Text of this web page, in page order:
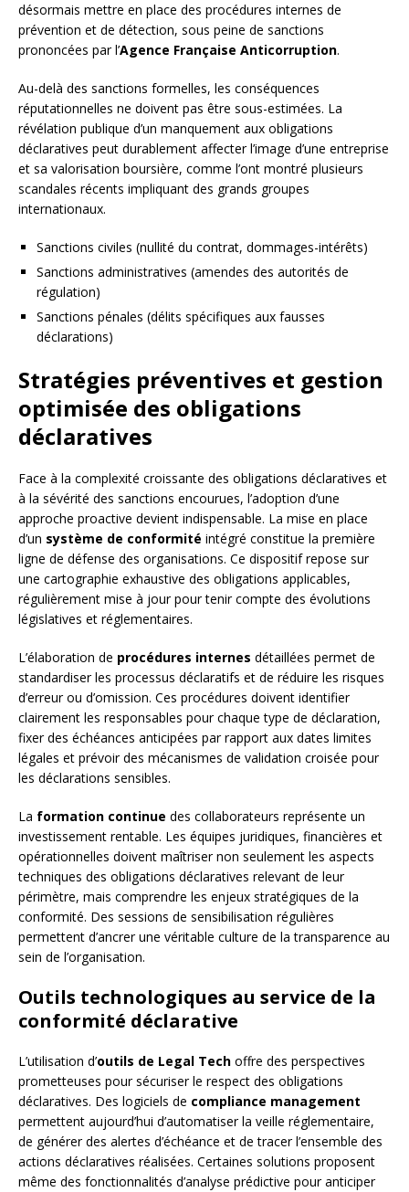
désormais mettre en place des procédures internes de
prévention et de détection, sous peine de sanctions
prononcées par l’Agence Française Anticorruption.
Au-delà des sanctions formelles, les conséquences
réputationnelles ne doivent pas être sous-estimées. La
révélation publique d’un manquement aux obligations
déclaratives peut durablement affecter l’image d’une entreprise
et sa valorisation boursière, comme l’ont montré plusieurs
scandales récents impliquant des grands groupes
internationaux.
Sanctions civiles (nullité du contrat, dommages-intérêts)
Sanctions administratives (amendes des autorités de
régulation)
Sanctions pénales (délits spécifiques aux fausses
déclarations)
Stratégies préventives et gestion
optimisée des obligations
déclaratives
Face à la complexité croissante des obligations déclaratives et
à la sévérité des sanctions encourues, l’adoption d’une
approche proactive devient indispensable. La mise en place
d’un système de conformité intégré constitue la première
ligne de défense des organisations. Ce dispositif repose sur
une cartographie exhaustive des obligations applicables,
régulièrement mise à jour pour tenir compte des évolutions
législatives et réglementaires.
L’élaboration de procédures internes détaillées permet de
standardiser les processus déclaratifs et de réduire les risques
d’erreur ou d’omission. Ces procédures doivent identifier
clairement les responsables pour chaque type de déclaration,
fixer des échéances anticipées par rapport aux dates limites
légales et prévoir des mécanismes de validation croisée pour
les déclarations sensibles.
La formation continue des collaborateurs représente un
investissement rentable. Les équipes juridiques, financières et
opérationnelles doivent maîtriser non seulement les aspects
techniques des obligations déclaratives relevant de leur
périmètre, mais comprendre les enjeux stratégiques de la
conformité. Des sessions de sensibilisation régulières
permettent d’ancrer une véritable culture de la transparence au
sein de l’organisation.
Outils technologiques au service de la
conformité déclarative
L’utilisation d’outils de Legal Tech offre des perspectives
prometteuses pour sécuriser le respect des obligations
déclaratives. Des logiciels de compliance management
permettent aujourd’hui d’automatiser la veille réglementaire,
de générer des alertes d’échéance et de tracer l’ensemble des
actions déclaratives réalisées. Certaines solutions proposent
même des fonctionnalités d’analyse prédictive pour anticiper